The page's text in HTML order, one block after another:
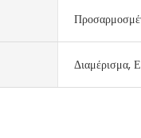
Διαμέρισμα,